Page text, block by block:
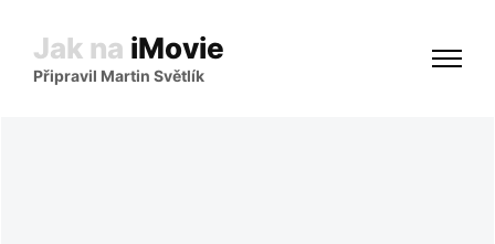
Jak na iMovie
Připravil Martin Světlík